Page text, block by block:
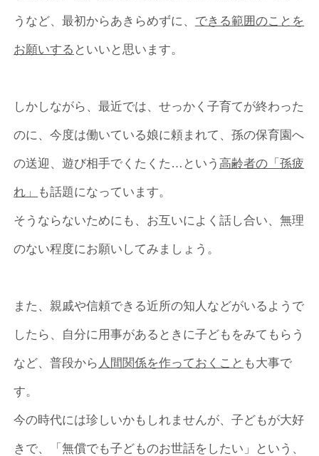
うなど、最初からあきらめずに、 できる範囲のことを
お願いする といいと思います。
しかしながら、最近では、せっかく子育てが終わった
のに、今度は働いている娘に頼まれて、孫の保育園へ
の送迎、遊び相手でくたくた…という高齢者の「孫疲
れ」 も話題になっています。
そうならないためにも、お互いによく話し合い、無理
のない程度にお願いしてみましょう。
また、親戚や信頼できる近所の知人などがいるようで
したら、自分に用事があるときに子どもをみてもらう
など、普段から 人間関係を作っておくこと も大事で
す。
今の時代には珍しいかもしれませんが、子どもが大好
きで、「無償でも子どものお世話をしたい」という、